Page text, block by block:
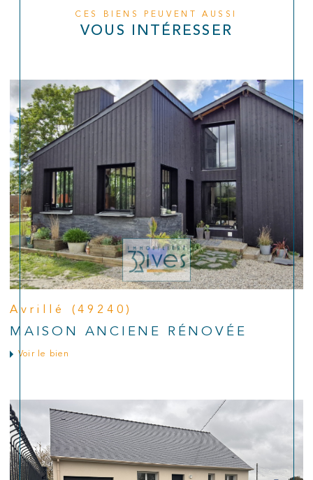
CES BIENS PEUVENT AUSSI
VOUS INTÉRESSER
Avrillé (49240)
MAISON ANCIENE RÉNOVÉE
Voir le bien